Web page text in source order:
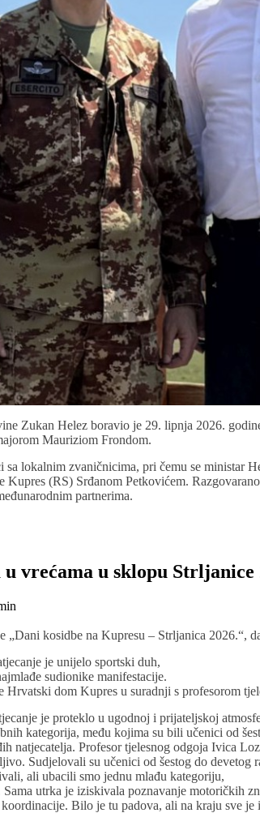
Zukan Helez boravio je 29. lipnja 2026.
Mauriziom Frondom.
sa lokalnim zvaničnicima, pri čemu se ministar
Kupres (RS) Srđanom Petkovićem.
partnerima.
vrećama u sklopu Strljanice
„Dani kosidbe na Kupresu – Strljanica 2026.“,
je unijelo sportski duh,
sudionike manifestacije.
Hrvatski dom Kupres u suradnji s profesorom
je proteklo u ugodnoj i prijateljskoj
kategorija, među kojima su bili učenici od
natjecatelja. Profesor tjelesnog odgoja Ivica
Sudjelovali su učenici od šestog do devetog
ali ubacili smo jednu mlađu kategoriju,
utrka je iziskivala poznavanje motoričkih
Bilo je tu padova, ali na kraju sve je